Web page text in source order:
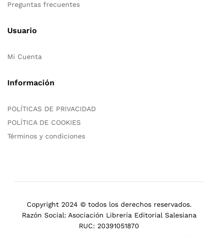
Preguntas frecuentes
Usuario
Mi Cuenta
Información
POLÍTICAS DE PRIVACIDAD
POLÍTICA DE COOKIES
Términos y condiciones
Copyright 2024 © todos los derechos reservados.
Razón Social: Asociación Librería Editorial Salesiana
RUC: 20391051870